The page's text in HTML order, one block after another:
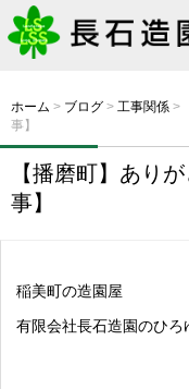
ホーム > ブログ > 工事関係 >
事】
【播磨町】あり
事】
稲美町の造園屋
有限会社長石造園のひろ